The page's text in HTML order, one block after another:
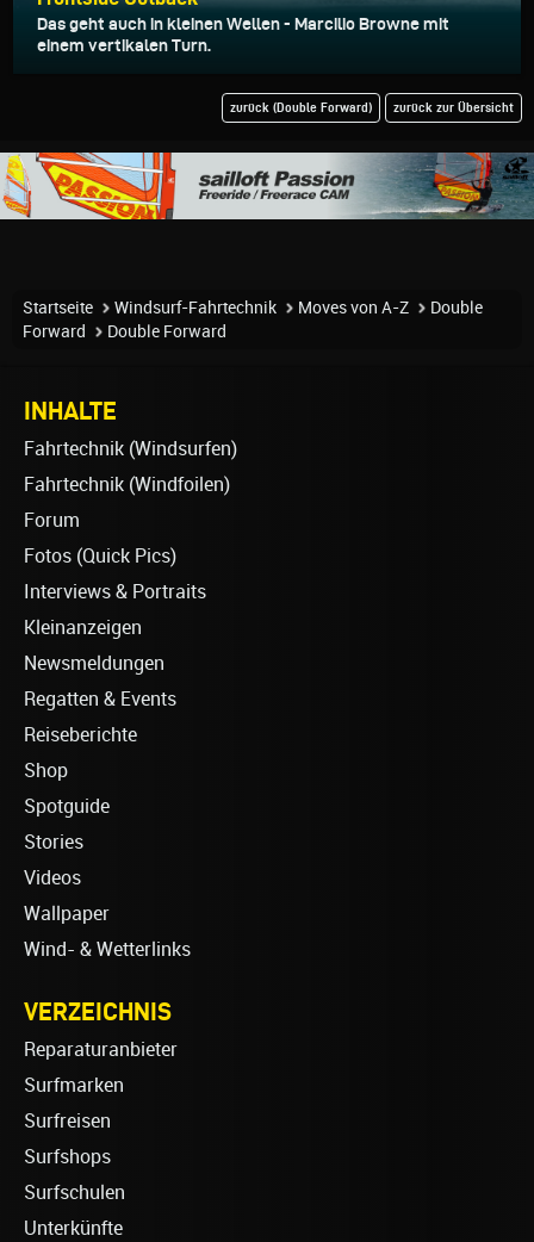
Das geht auch in kleinen Wellen - Marcilio Browne mit
einem vertikalen Turn.
zurück (Double Forward) zurück zur Übersicht
Startseite Windsurf-Fahrtechnik Moves von A-Z
Double
Forward
Double Forward
INHALTE
Fahrtechnik (Windsurfen)
Fahrtechnik (Windfoilen)
Forum
Fotos (Quick Pics)
Interviews & Portraits
Kleinanzeigen
Newsmeldungen
Regatten & Events
Reiseberichte
Shop
Spotguide
Stories
Videos
Wallpaper
Wind- & Wetterlinks
VERZEICHNIS
Reparaturanbieter
Surfmarken
Surfreisen
Surfshops
Surfschulen
Unterkünfte